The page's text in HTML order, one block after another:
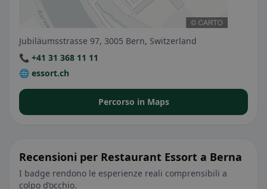
Jubiläumsstrasse 97, 3005 Bern, Switzerland
📞 +41 31 368 11 11
🌐 essort.ch
Percorso in Maps
Recensioni per Restaurant Essort a Berna
I badge rendono le esperienze reali comprensibili a
colpo d’occhio.